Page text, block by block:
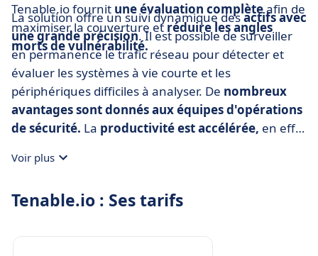
Tenable.io fournit une évaluation complèteafin de
maximiser la couverture etréduire les angles
morts de vulnérabilité.
La solution offre un suivi dynamique desactifs avec
une grande précision. Il est possible de surveiller
en permanence le trafic réseau pour détecter et
évaluer les systèmes à vie courte et les
périphériques difficiles à analyser. De nombreux
avantages sont donnés aux équipes d'opérations
de sécurité. La productivité est accélérée, en effet
sécurité pour identifier rapidement les
nombreux tableaux de bord sont présents, leurs
Voir plus
Tenable.io : Ses tarifs